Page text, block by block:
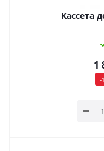
Кассета
1
-